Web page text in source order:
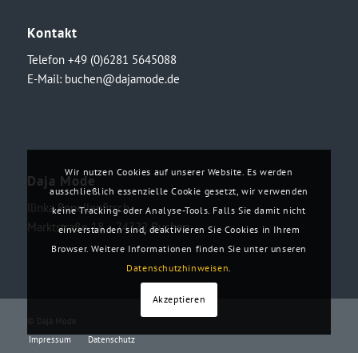
Kontakt
Telefon +49 (0)6281 5645088
E-Mail: buchen@dajamode.de
Daja Mode
Ilinka Ronellenfitsch
Marktstraße 18・74722 Buchen
© Daja Mode
Impressum
Datenschutz
Wir nutzen Cookies auf unserer Website. Es werden
ausschließlich essenzielle Cookie gesetzt, wir verwenden
keine Tracking- oder Analyse-Tools. Falls Sie damit nicht
einverstanden sind, deaktivieren Sie Cookies in Ihrem
Browser. Weitere Informationen finden Sie unter unseren
Datenschutzhinweisen.
Akzeptieren